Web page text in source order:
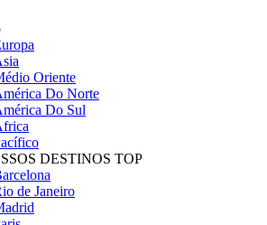
Oriente
Do Norte
Do Sul
DESTINOS TOP
de Janeiro